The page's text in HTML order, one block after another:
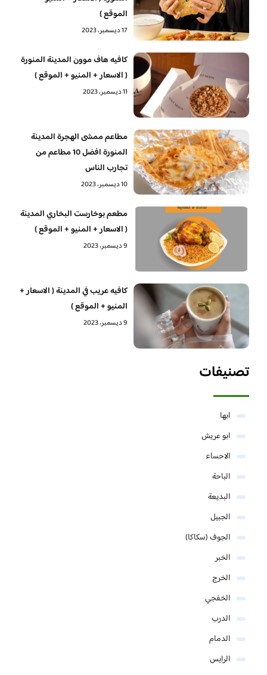
الموقع )
17 ديسمبر، 2023
كافيه هاف موون المدينة المنورة
( الاسعار + المنيو + الموقع )
11 ديسمبر، 2023
مطاعم ممشى الهجرة المدينة
المنورة افضل 10 مطاعم من
تجارب الناس
10 ديسمبر، 2023
مطعم بوخارست البخاري المدينة
( الاسعار + المنيو + الموقع )
9 ديسمبر، 2023
كافيه عريب في المدينة ( الاسعار +
المنيو + الموقع )
9 ديسمبر، 2023
تصنيفات
ابها
ابو عريش
الاحساء
الباحة
البديعة
الجبيل
الجوف (سكاكا)
الخبر
الخرج
الخفجي
الدرب
الدمام
الرايس